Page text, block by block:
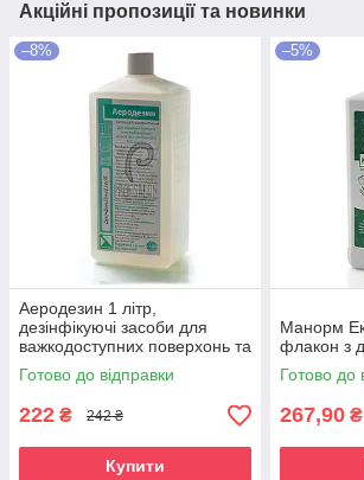
Акційні пропозиції та новинки
–8%
Аеродезин 1 літр,
дезінфікуючі засоби для
важкодоступних поверхонь та
обладнання
Готово до відправки
222 ₴ 242 ₴
Купити
–5%
Манорм
флакон з
Готово до
267,90 ₴